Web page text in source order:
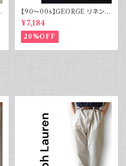
【90～00s】GEORGE リネンレ
ーヨンシャツ 黒 ボックスシルエ
ット XL
¥7,184
20%OFF